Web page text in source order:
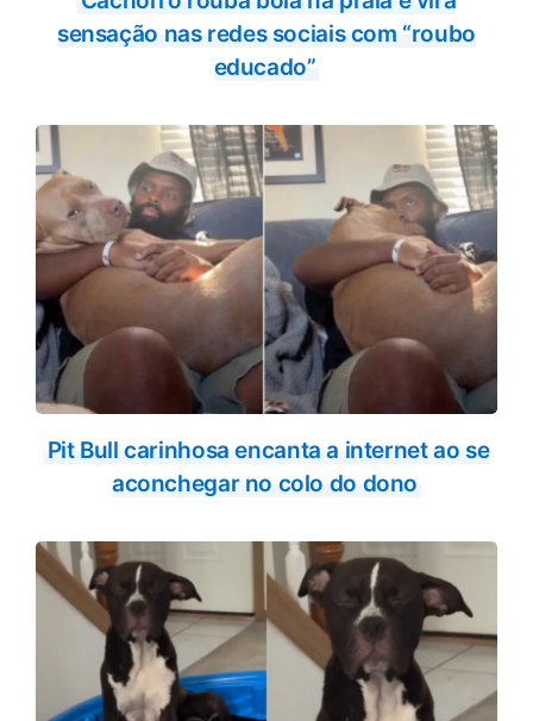
sensação nas redes sociais com “roubo
educado”
Pit Bull carinhosa encanta a internet ao se
aconchegar no colo do dono